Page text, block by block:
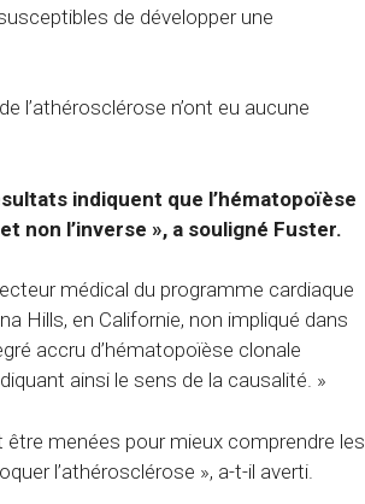
de développer une
l’athérosclérose n’ont eu aucune
indiquent que l’hématopoïèse
non l’inverse », a souligné Fuster.
médical du programme cardiaque
Hills, en Californie, non impliqué dans
accru d’hématopoïèse clonale
ainsi le sens de la causalité. »
menées pour mieux comprendre les
l’athérosclérose », a-t-il averti.